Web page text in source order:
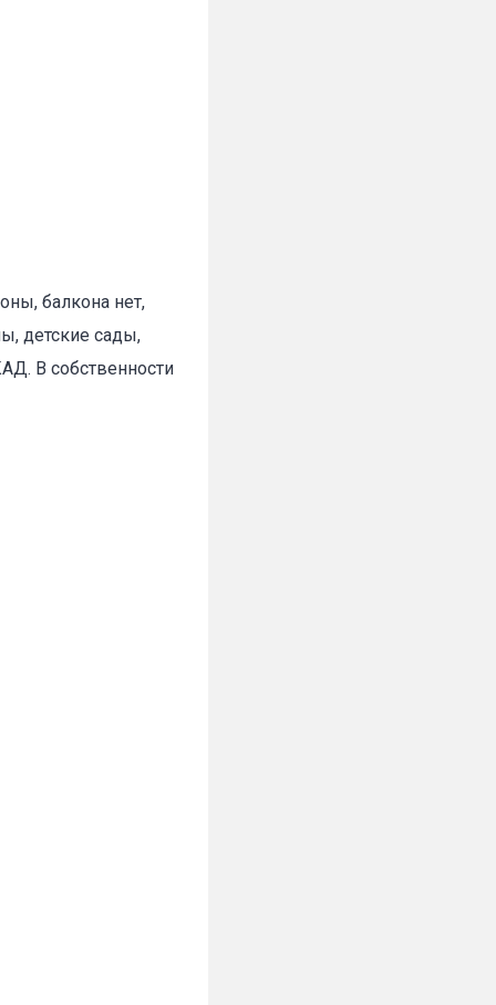
балкона нет,
детские сады,
В собственности